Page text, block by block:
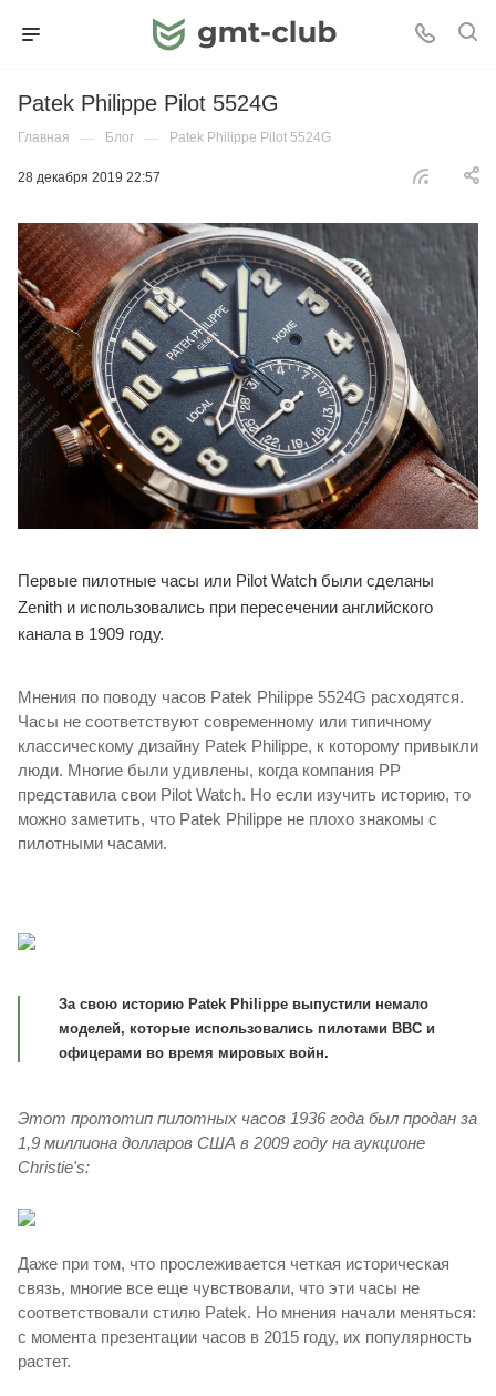
Patek Philippe Pilot 5524G
Главная — Блог — Patek Philippe Pilot 5524G
28 декабря 2019 22:57
Первые пилотные часы или Pilot Watch были сделаны
Zenith и использовались при пересечении английского
канала в 1909 году.
Мнения по поводу часов Patek Philippe 5524G расходятся.
Часы не соответствуют современному или типичному
классическому дизайну Patek Philippe, к которому привыкли
люди. Многие были удивлены, когда компания PP
представила свои Pilot Watch. Но если изучить историю, то
можно заметить, что Patek Philippe не плохо знакомы с
пилотными часами.
За свою историю Patek Philippe выпустили немало
моделей, которые использовались пилотами ВВС и
офицерами во время мировых войн.
Этот прототип пилотных часов 1936 года был продан за
1,9 миллиона долларов США в 2009 году на аукционе
Christie's:
Даже при том, что прослеживается четкая историческая
связь, многие все еще чувствовали, что эти часы не
соответствовали стилю Patek. Но мнения начали меняться:
с момента презентации часов в 2015 году, их популярность
растет.